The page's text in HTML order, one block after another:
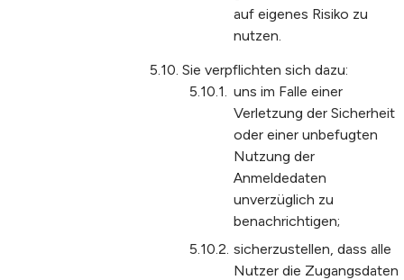
auf eigenes Risiko zu
nutzen.
Sie verpflichten sich dazu:
uns im Falle einer
Verletzung der Sicherheit
oder einer unbefugten
Nutzung der
Anmeldedaten
unverzüglich zu
benachrichtigen;
sicherzustellen, dass alle
Nutzer die Zugangsdaten